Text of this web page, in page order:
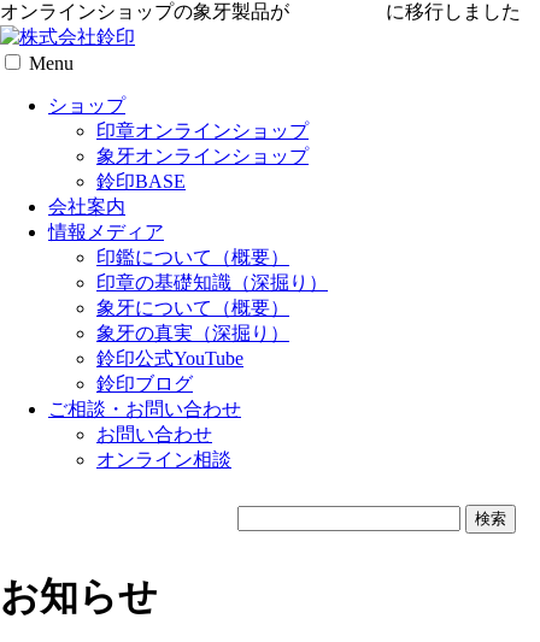
オンラインショップの象牙製品が に移行しました
Menu
ショップ
印章オンラインショップ
象牙オンラインショップ
鈴印BASE
会社案内
情報メディア
印鑑について（概要）
印章の基礎知識（深掘り）
象牙について（概要）
象牙の真実（深掘り）
鈴印公式YouTube
鈴印ブログ
ご相談・お問い合わせ
お問い合わせ
オンライン相談
お知らせ